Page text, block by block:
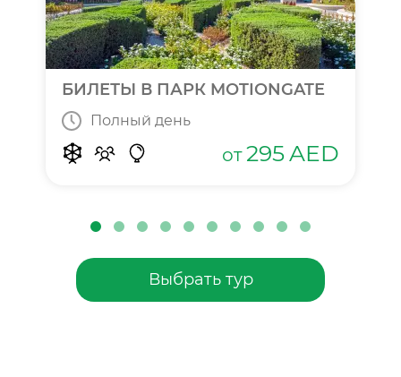
БИЛЕТЫ В ПАРК MOTIONGATE
Полный день
от 295AED
Выбрать тур